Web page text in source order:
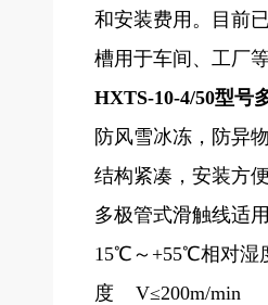
和安装费用。目前
槽用于车间、工厂
HXTS-10-4/50型号
防风雪冰冻，防异
结构紧凑，安装方
多极管式滑触线适
15℃～+55℃相对湿
度 V≤200m/min